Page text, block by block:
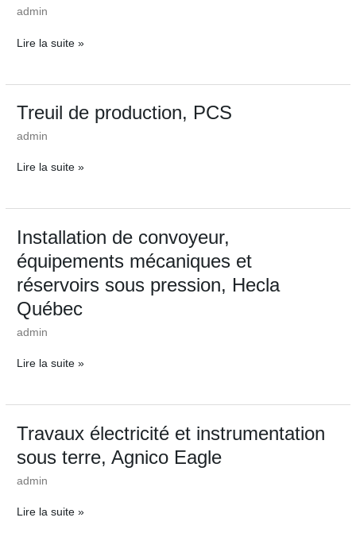
admin
semi-
Kinross
Lire la suite »
Treuil de production, PCS
admin
Treuil
production,
Lire la suite »
Installation de convoyeur,
équipements mécaniques et
réservoirs sous pression, Hecla
Québec
admin
Installation
convoyeur,
équipements
et
réservoirs
pression,
Lire la suite »
Travaux électricité et instrumentation
sous terre, Agnico Eagle
admin
Travaux
et
instrumentation
terre,
Lire la suite »